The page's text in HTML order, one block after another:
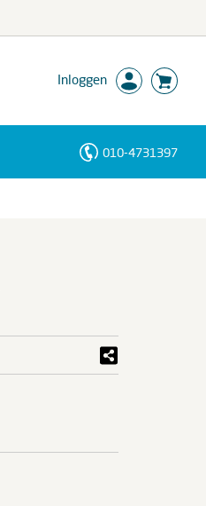
Inloggen
010-4731397